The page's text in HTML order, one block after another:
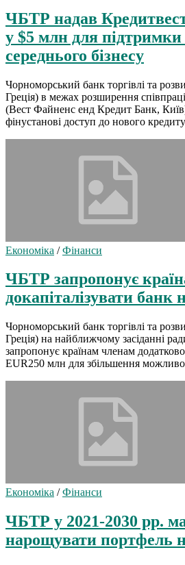
ЧБТР надав
у $5 млн для підтримки
середнього бізнесу
Чорноморський банк торгівлі та
Греція) в межах розширення
(Вест Файненс енд Кредит Банк, Київ)
фінустанові доступ до нового
Економіка /Фінанси
ЧБТР запропонує
докапіталізувати банк
Чорноморський банк торгівлі та
Греція) на найближчому засіданні
запропонує країнам членам
EUR250 млн для збільшення
Економіка /Фінанси
ЧБТР у 2021-2030 рр.
нарощувати портфель